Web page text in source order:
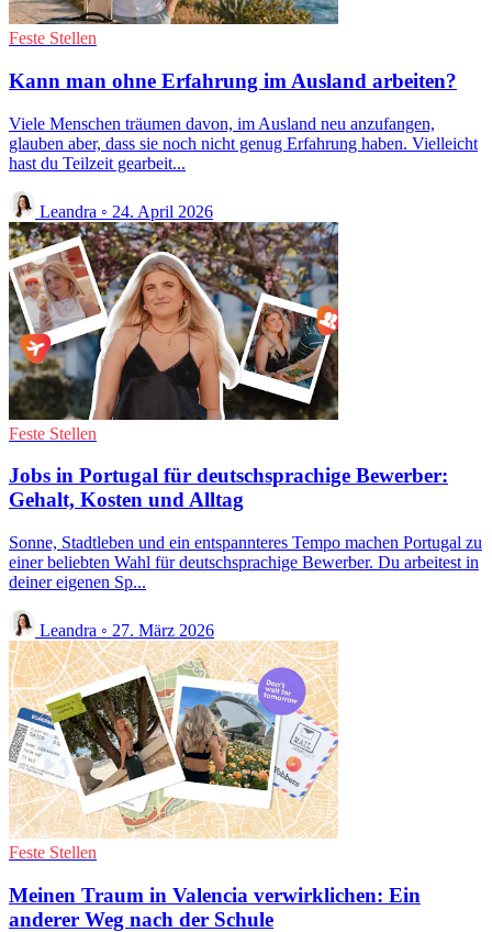
Feste Stellen
Kann man ohne Erfahrung im Ausland arbeiten?
Viele Menschen träumen davon, im Ausland neu anzufangen,
glauben aber, dass sie noch nicht genug Erfahrung haben. Vielleicht
hast du Teilzeit gearbeit...
Leandra ◦ 24. April 2026
Feste Stellen
Jobs in Portugal für deutschsprachige Bewerber:
Gehalt, Kosten und Alltag
Sonne, Stadtleben und ein entspannteres Tempo machen Portugal zu
einer beliebten Wahl für deutschsprachige Bewerber. Du arbeitest in
deiner eigenen Sp...
Leandra ◦ 27. März 2026
Feste Stellen
Meinen Traum in Valencia verwirklichen: Ein
anderer Weg nach der Schule